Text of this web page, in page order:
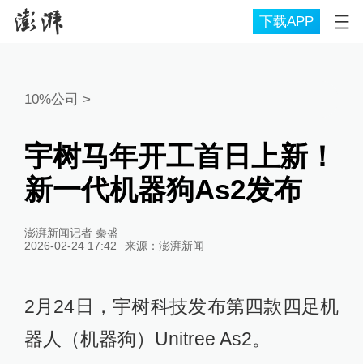
下载APP
10%公司 >
宇树马年开工首日上新！
新一代机器狗As2发布
澎湃新闻记者 秦盛
2026-02-24 17:42
来源： 澎湃新闻
2月24日，宇树科技发布第四款四足机
器人（机器狗）Unitree As2。